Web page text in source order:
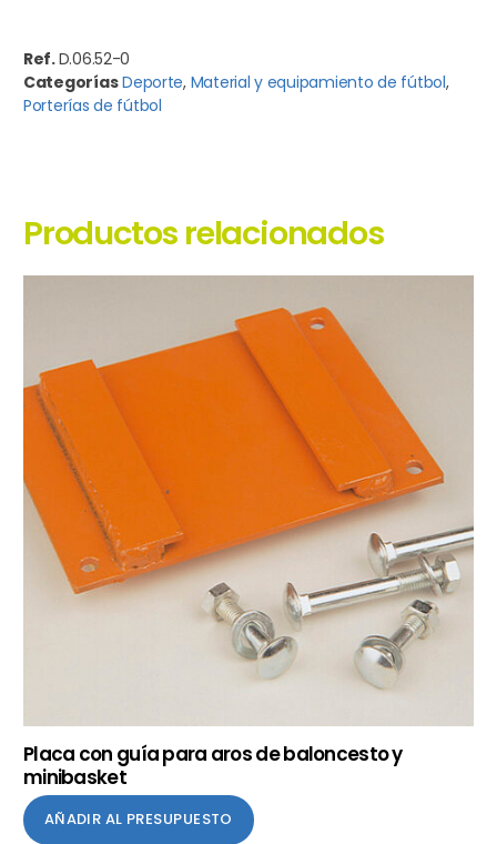
Ref.D.06.52-0
CategoríasDeporte, Material y equipamiento de fútbol,
Porterías de fútbol
Productos relacionados
Placa con guía para aros de baloncesto y
minibasket
AÑADIR AL PRESUPUESTO